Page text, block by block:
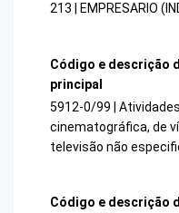
213 | EMPRESARIO
Código e descrição
principal
5912-0/99 |
cinematográfica, de
televisão não
Código e descrição